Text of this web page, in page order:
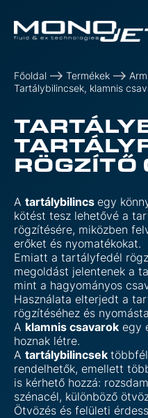
Főoldal Termékek
Tartálybilincsek, klamnis
RÖGZÍTŐ
A tartálybilincs egy
kötést tesz lehetővé a
rögzítésére, miközben
erőket és nyomatékokat.
Emiatt a tartályfedél
megoldást jelentenek a
mint a hagyományos
Használata elterjedt a
rögzítéséhez és
A klamnis csavarok egy
hoznak létre.
A tartálybilincsek
rendelhetők, emellett
is kérhető hozzá:
szénacél, különböző
Ötvözés és felületi